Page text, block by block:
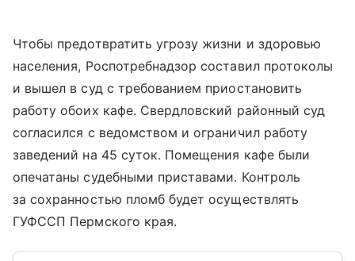
Чтобы предотвратить угрозу жизни и здоровью
населения, Роспотребнадзор составил протоколы
и вышел в суд с требованием приостановить
работу обоих кафе. Свердловский районный суд
согласился с ведомством и ограничил работу
заведений на 45 суток. Помещения кафе были
опечатаны судебными приставами. Контроль
за сохранностью пломб будет осуществлять
ГУФССП Пермского края.